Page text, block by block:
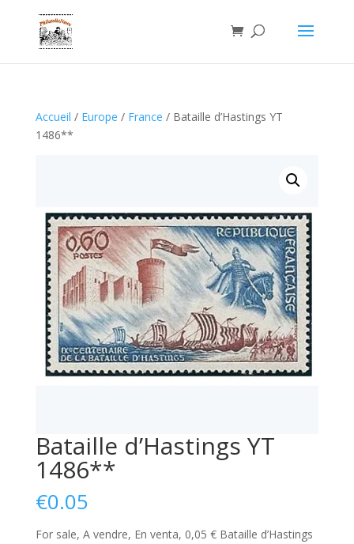
Accueil / Europe / France / Bataille d’Hastings YT
1486**
Bataille d’Hastings YT
1486**
€0.05
For sale, A vendre, En venta, 0,05 € Bataille d’Hastings